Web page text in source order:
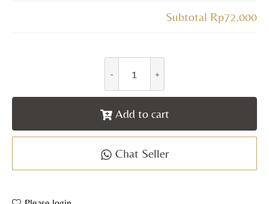
Subtotal Rp72.000
Add to cart
Chat Seller